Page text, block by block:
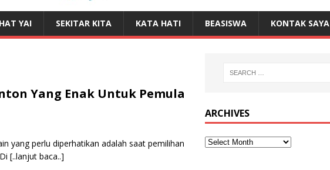
YAI SEKITAR KITA KATA HATI BEASISWA KONTAK SAYA
Yang Enak Untuk Pemula
yang perlu diperhatikan adalah saat pemilihan
[..lanjut baca..]
ARCHIVES